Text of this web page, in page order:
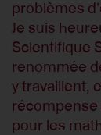
problèmes
Je suis
Scientifique
renommée
y travaillent,
récompense
pour les